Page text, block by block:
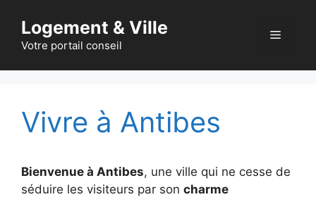
contenu
Logement & Ville
Votre portail conseil
Menu
Vivre à Antibes
Bienvenue à Antibes, une ville qui ne cesse de
séduire les visiteurs par son charme